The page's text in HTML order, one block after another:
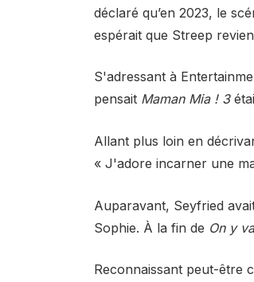
déclaré qu’en 2023, le
espérait que Streep
S'adressant à
pensait Maman Mia ! 3
Allant plus loin en
« J'adore incarner une
Auparavant, Seyfried
Sophie. À la fin de On y
Reconnaissant peut-être